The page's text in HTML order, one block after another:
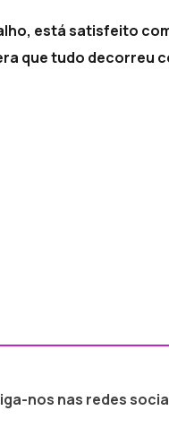
está satisfeito
que tudo decorreu
nos nas redes